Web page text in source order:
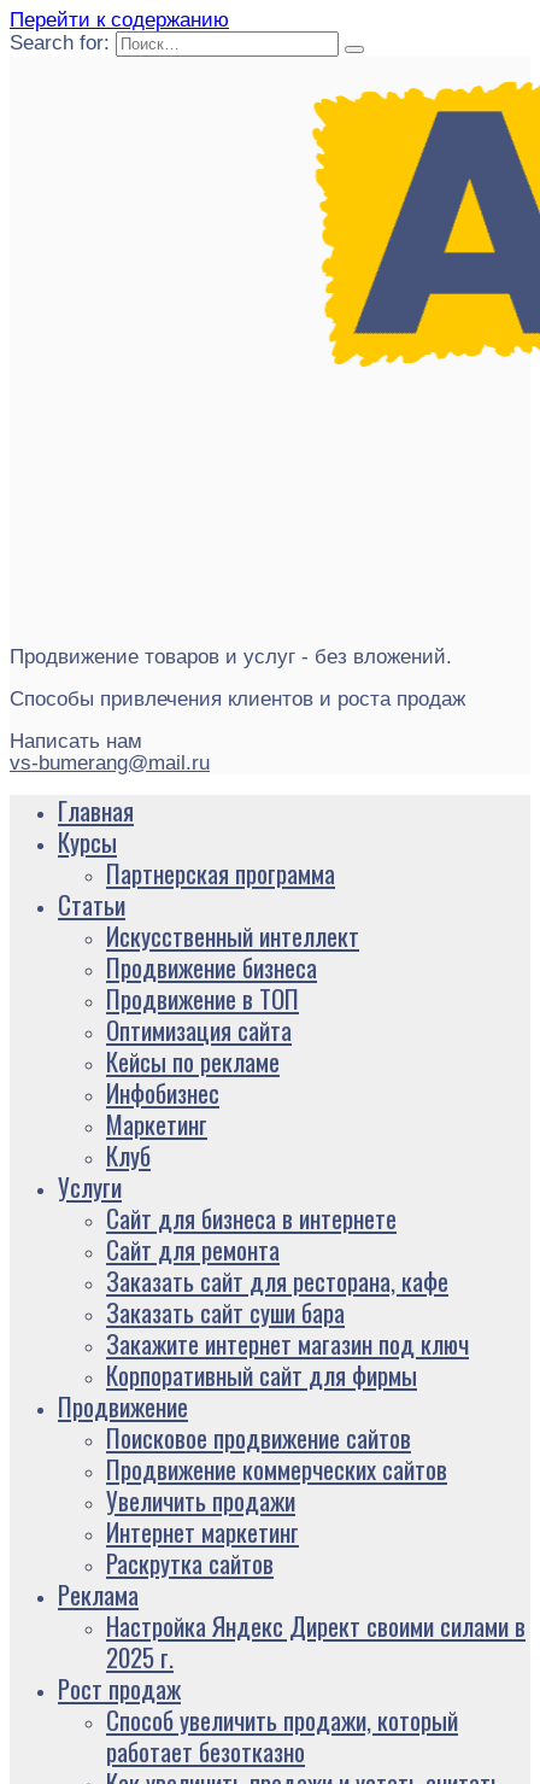
Перейти к содержанию
Search for:
Продвижение товаров и услуг - без вложений.
Способы привлечения клиентов и роста продаж
Написать нам
vs-bumerang@mail.ru
Главная
Курсы
Партнерская программа
Статьи
Искусственный интеллект
Продвижение бизнеса
Продвижение в ТОП
Оптимизация сайта
Кейсы по рекламе
Инфобизнес
Маркетинг
Клуб
Услуги
Сайт для бизнеса в интернете
Сайт для ремонта
Заказать сайт для ресторана, кафе
Заказать сайт суши бара
Закажите интернет магазин под ключ
Корпоративный сайт для фирмы
Продвижение
Поисковое продвижение сайтов
Продвижение коммерческих сайтов
Увеличить продажи
Интернет маркетинг
Раскрутка сайтов
Реклама
Настройка Яндекс Директ своими силами в
2025 г.
Рост продаж
Способ увеличить продажи, который
работает безотказно